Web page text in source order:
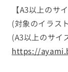
初
号
店】
の
数
【A3以上のサ
(対象のイラス
(A3以上のサイ
https://